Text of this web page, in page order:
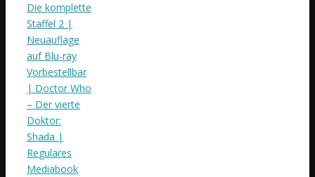
Die komplette
Staffel 2 |
Neuauflage
auf Blu-ray
Vorbestellbar
| Doctor Who
– Der vierte
Doktor:
Shada |
Reguläres
Mediabook